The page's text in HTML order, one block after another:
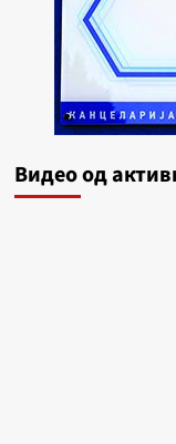
Видеo од